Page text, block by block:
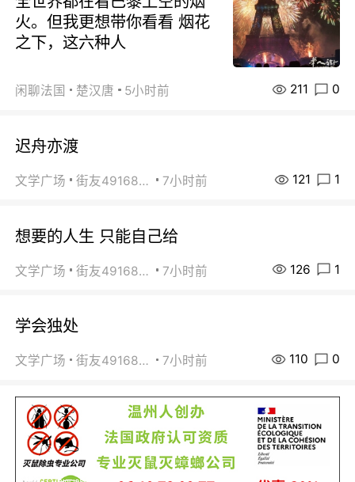
火。但我更想带你看看 烟花
之下，这六种人
闲聊法国 楚汉唐 5小时前 211 0
迟舟亦渡
文学广场 街友49168527 7小时前 121 1
想要的人生 只能自己给
文学广场 街友49168527 7小时前 126 1
学会独处
文学广场 街友49168527 7小时前 110 0